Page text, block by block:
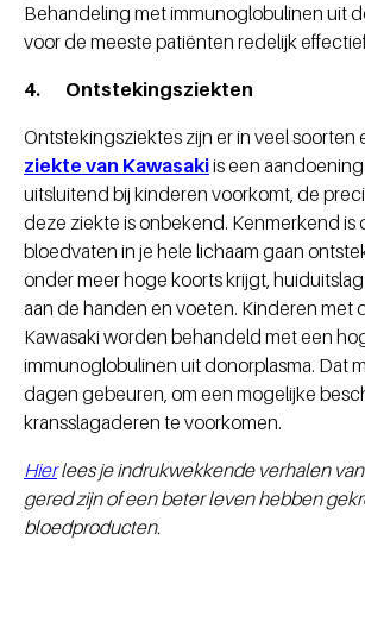
Behandeling met immunoglobulinen uit
voor de meeste patiënten redelijk
4. Ontstekingsziekten
Ontstekingsziektes zijn er in veel soorten
ziekte van Kawasakiis een
uitsluitend bij kinderen voorkomt, de
deze ziekte is onbekend. Kenmerkend is
bloedvaten in je hele lichaam gaan
onder meer hoge koorts krijgt,
aan de handen en voeten. Kinderen met
Kawasaki worden behandeld met een
immunoglobulinen uit donorplasma. Dat
dagen gebeuren, om een mogelijke
kransslagaderen te voorkomen.
Hierlees je indrukwekkende verhalen
gered zijn of een beter leven hebben
bloedproducten.